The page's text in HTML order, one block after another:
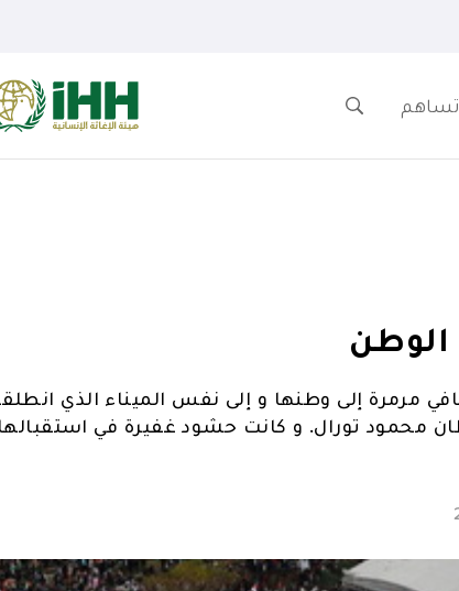
الوطن
سفينة مافي مرمرة إلى وطنها و إلى نفس الميناء الذي
محمود تورال. و كانت حشود غفيرة في